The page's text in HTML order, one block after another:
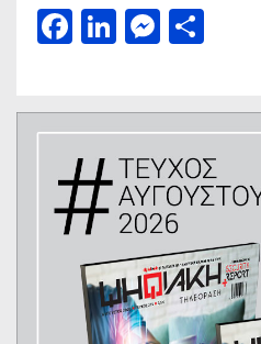
Facebook
LinkedIn